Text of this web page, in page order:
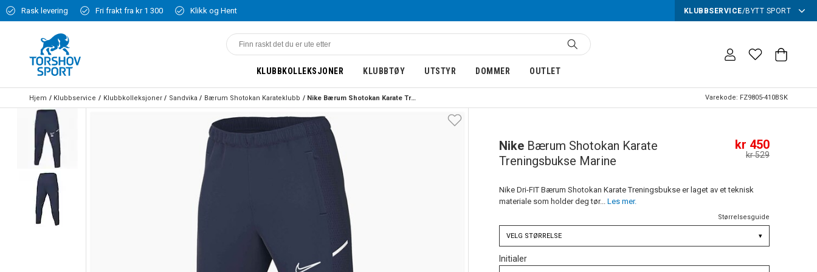
Rask levering Fri frakt fra kr 1 300 Klikk og Hent KLUBBSERVICE/BYTT SPORT
KLUBBKOLLEKSJONER KLUBBTØY UTSTYR DOMMER OUTLET
Hjem Klubbservice Klubbkolleksjoner Sandvika Bærum Shotokan Karateklubb Nike Bærum Shotokan Karate Treningsbukse Marine Varekode: FZ9805-410BSK
Nike Bærum Shotokan Karate
Treningsbukse Marine
kr 450
kr 529
Nike Dri-FIT Bærum Shotokan Karate Treningsbukse er laget av et teknisk
materiale som holder deg tør... Les mer.
Størrelsesguide
VELG STØRRELSE ▾
Initialer